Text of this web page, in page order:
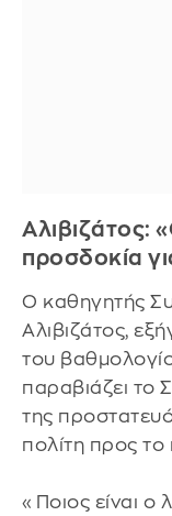
Αλιβιζάτος:
προσδοκία
Ο καθηγητής
Αλιβιζάτος,
του
παραβιάζει το
της
πολίτη προς το
«Ποιος είναι ο